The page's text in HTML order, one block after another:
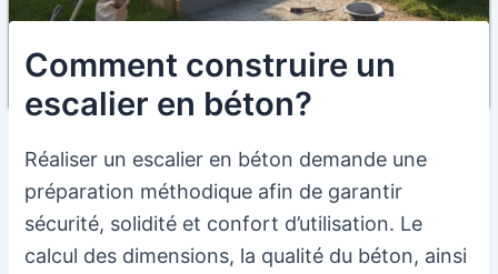
Comment construire un
escalier en béton?
Réaliser un escalier en béton demande une
préparation méthodique afin de garantir
sécurité, solidité et confort d’utilisation. Le
calcul des dimensions, la qualité du béton, ainsi